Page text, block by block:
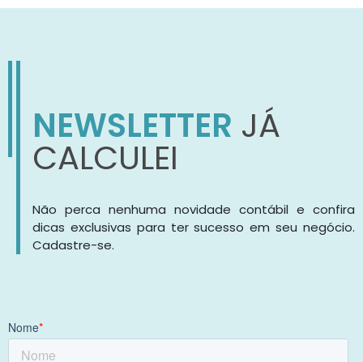
NEWSLETTER JÁ
CALCULEI
Não perca nenhuma novidade contábil e confira
dicas exclusivas para ter sucesso em seu negócio.
Cadastre-se.